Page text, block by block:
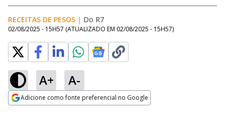
RECEITAS DE PESOS | Do R7
02/08/2025 - 15H57 (ATUALIZADO EM 02/08/2025 - 15H57)
A+ A-
Adicione como fonte preferencial no Google